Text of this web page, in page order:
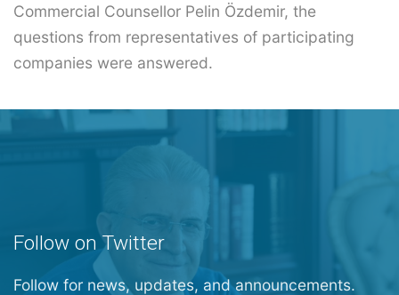
Commercial Counsellor Pelin Özdemir, the
questions from representatives of participating
companies were answered.
Follow on Twitter
Follow for news, updates, and announcements.